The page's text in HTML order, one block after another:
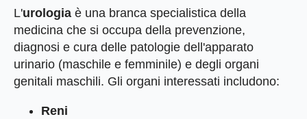
L'urologia è una branca specialistica della
medicina che si occupa della prevenzione,
diagnosi e cura delle patologie dell'apparato
urinario (maschile e femminile) e degli organi
genitali maschili. Gli organi interessati includono:
Reni